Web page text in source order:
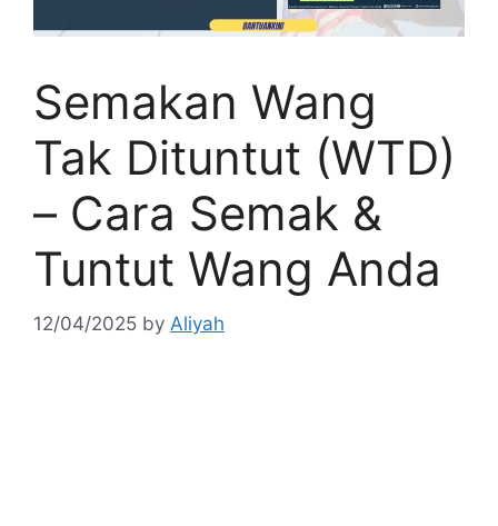
Semakan Wang
Tak Dituntut (WTD)
– Cara Semak &
Tuntut Wang Anda
12/04/2025 by Aliyah